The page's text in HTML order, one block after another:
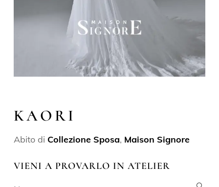
KAORI
Abito di Collezione Sposa, Maison Signore
VIENI A PROVARLO IN ATELIER